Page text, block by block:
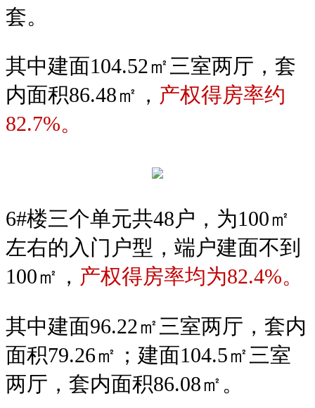
套。
其中建面104.52㎡三室两厅，套
内面积86.48㎡， 产权得房率约
82.7%。
6#楼三个单元共48户，为100㎡
左右的入门户型，端户建面不到
100㎡， 产权得房率均为82.4%。
其中建面96.22㎡三室两厅，套内
面积79.26㎡； 建面104.5㎡三室
两厅，套内面积86.08㎡。